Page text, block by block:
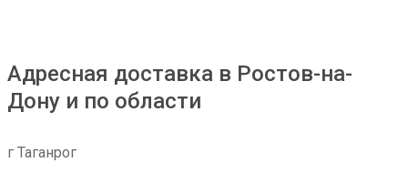
Адресная доставка в Ростов-на-
Дону и по области
г Таганрог